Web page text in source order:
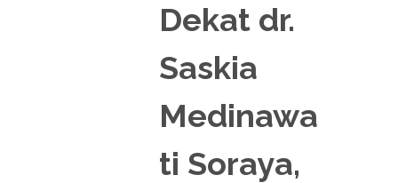
Dekat dr.
Saskia
Medinawa
ti Soraya,